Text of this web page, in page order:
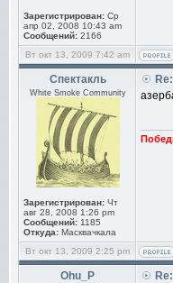
Зарегистрирован: Ср
апр 02, 2008 10:43 am
Сообщений: 2166
Вт окт 13, 2009 7:42 am
Спектакль
White Smoke Community
Зарегистрирован: Чт
авг 28, 2008 1:26 pm
Сообщений: 1185
Откуда: Масквачкала
Вт окт 13, 2009 2:25 pm
Ohu_P